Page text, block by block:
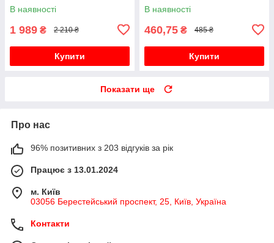
В наявності
1 989 ₴ 2 210 ₴
Купити
В наявності
460,75 ₴ 485 ₴
Купити
Показати ще
Про нас
96% позитивних з 203 відгуків за рік
Працює з 13.01.2024
м. Київ
03056 Берестейський проспект, 25, Київ, Україна
Контакти